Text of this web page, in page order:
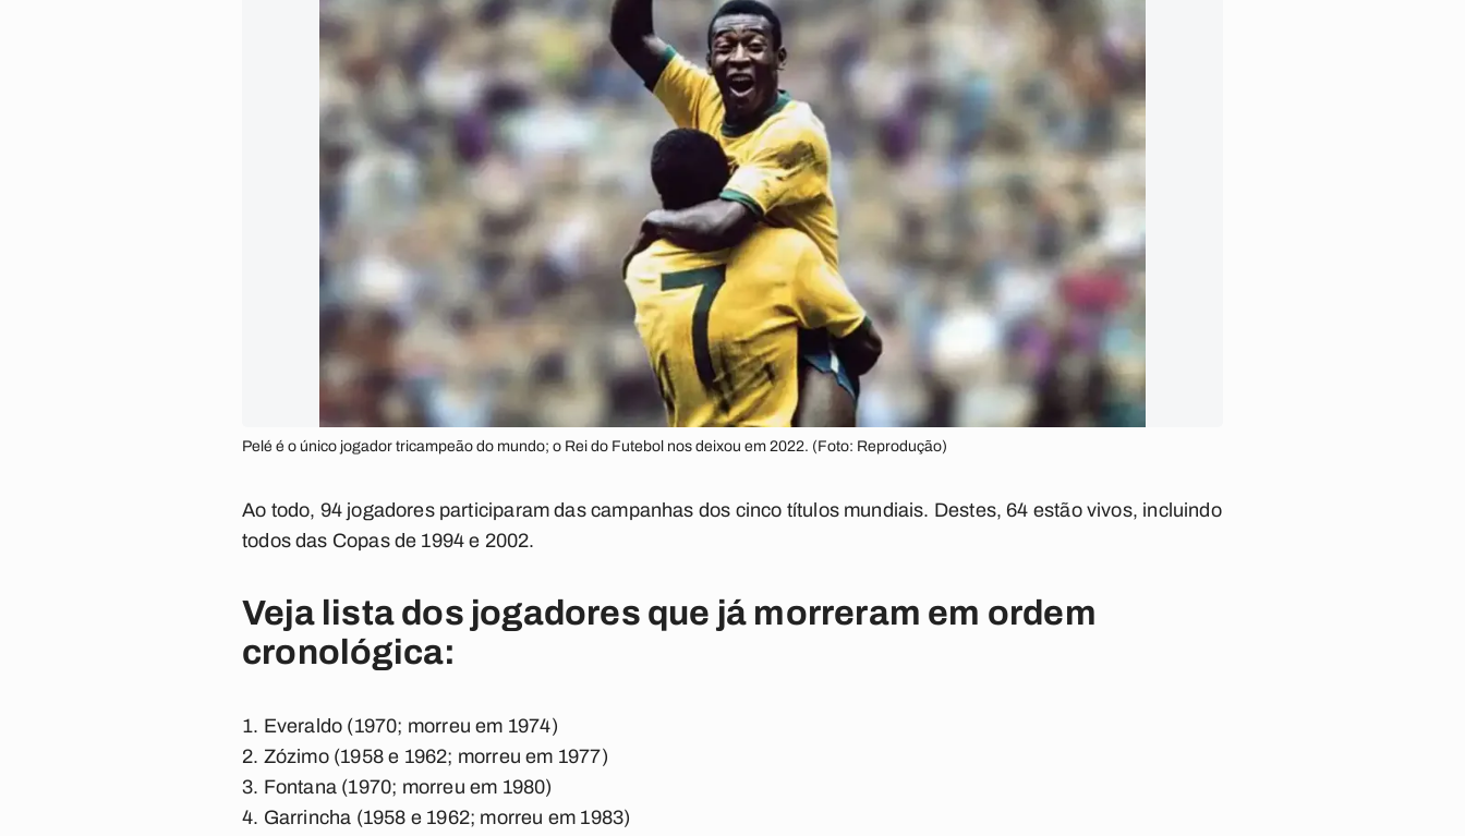
Pelé é o único jogador tricampeão do mundo; o Rei do Futebol nos deixou em 2022. (Foto: Reprodução)
Ao todo, 94 jogadores participaram das campanhas dos cinco títulos mundiais. Destes, 64 estão vivos, incluindo
todos das Copas de 1994 e 2002.
Veja lista dos jogadores que já morreram em ordem
cronológica:
Everaldo (1970; morreu em 1974)
Zózimo (1958 e 1962; morreu em 1977)
Fontana (1970; morreu em 1980)
Garrincha (1958 e 1962; morreu em 1983)